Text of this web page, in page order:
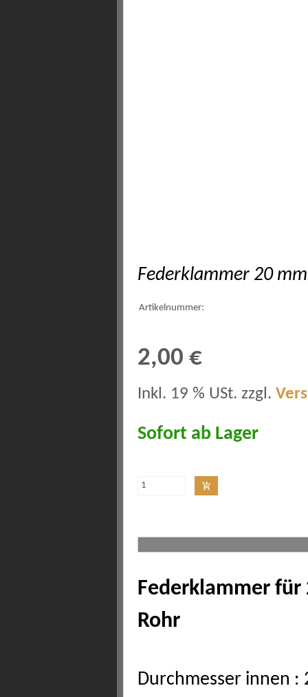
Federklammer 20 mm
Artikelnummer:
2,00 €
Inkl. 19 % USt. zzgl.
Sofort ab Lager
Federklammer für
Rohr
Durchmesser innen :